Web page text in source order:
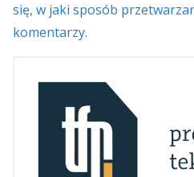
się, w jaki sposób
komentarzy.